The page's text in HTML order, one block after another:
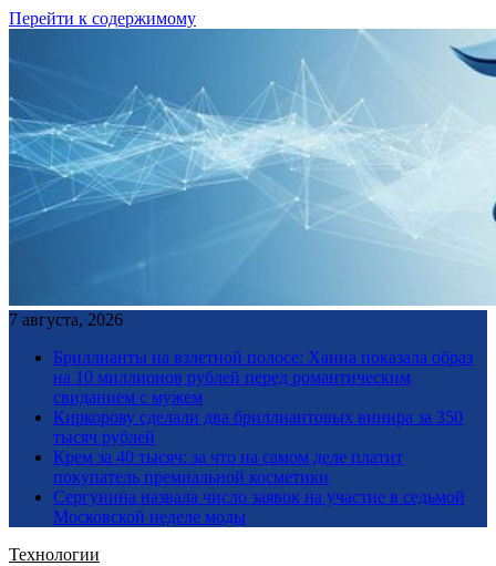
Перейти к содержимому
7 августа, 2026
Бриллианты на взлетной полосе: Ханна показала образ
на 10 миллионов рублей перед романтическим
свиданием с мужем
Киркорову сделали два бриллиантовых винира за 350
тысяч рублей
Крем за 40 тысяч: за что на самом деле платит
покупатель премиальной косметики
Сергунина назвала число заявок на участие в седьмой
Московской неделе моды
Технологии